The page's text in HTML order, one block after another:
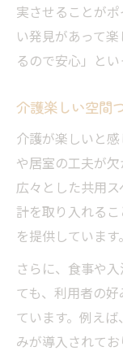
実させることが
い発見があって
るので安心」とい
介護楽しい空間
介護が楽しいと
や居室の工夫が
広々とした共用
計を取り入れる
を提供しています。
さらに、食事や
ても、利用者の
ています。例え
みが導入されて